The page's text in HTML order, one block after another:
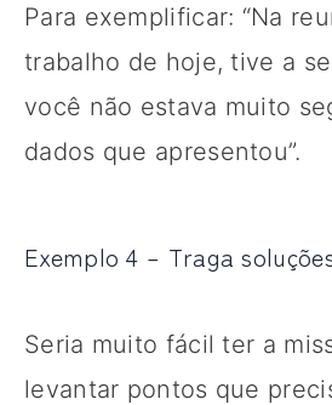
Para exemplificar: “Na
trabalho de hoje, tive a
você não estava muito
dados que apresentou”.
Exemplo 4 – Traga
Seria muito fácil ter a
levantar pontos que